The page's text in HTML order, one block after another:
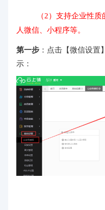
（2）支持企业性质的
人微信、小程序等。
第一步 ： 点击【微信设置
示：